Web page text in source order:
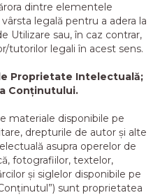
dintre elementele
legală pentru a adera la
Utilizare sau, în caz contrar,
tutorilor legali în acest sens.
Proprietate Intelectuală;
Conținutului.
materiale disponibile pe
drepturile de autor și alte
asupra operelor de
fotografiilor, textelor,
și siglelor disponibile pe
sunt proprietatea